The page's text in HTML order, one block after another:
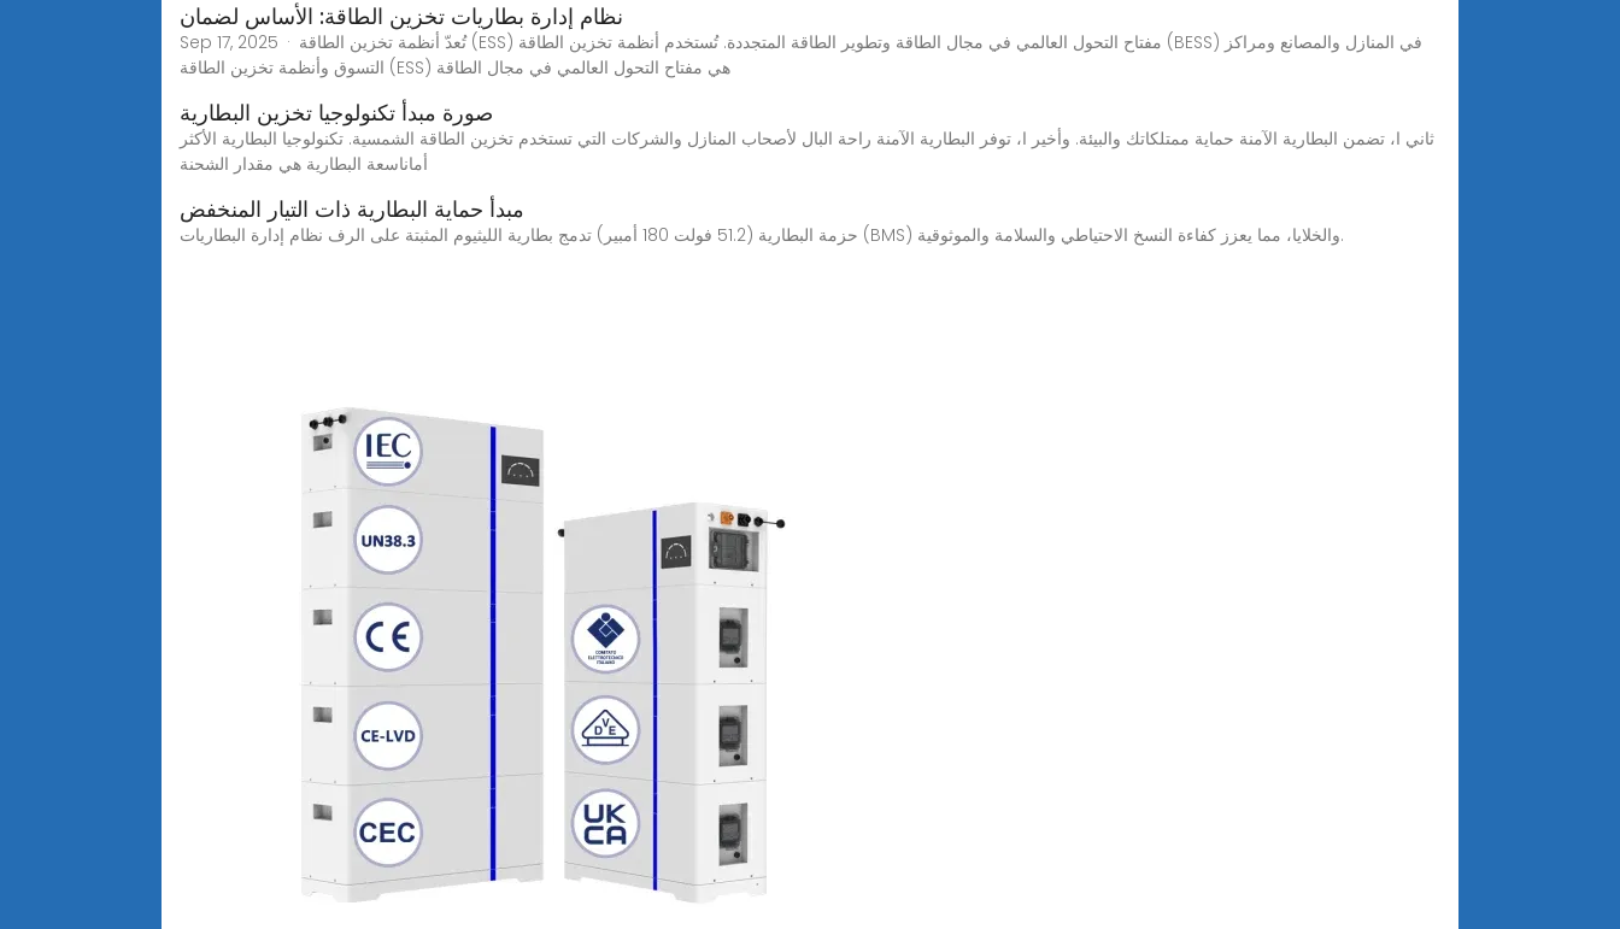
نظام إدارة بطاريات تخزين الطاقة: الأساس لضمان
Sep 17, 2025 · تُعدّ أنظمة تخزين الطاقة (ESS) مفتاح التحول العالمي في مجال الطاقة وتطوير الطاقة المتجددة. تُستخدم أنظمة تخزين الطاقة (BESS) في المنازل والمصانع ومراكز
التسوق وأنظمة تخزين الطاقة (ESS) هي مفتاح التحول العالمي في مجال الطاقة
صورة مبدأ تكنولوجيا تخزين البطارية
ثاني ا، تضمن البطارية الآمنة حماية ممتلكاتك والبيئة. وأخير ا، توفر البطارية الآمنة راحة البال لأصحاب المنازل والشركات التي تستخدم تخزين الطاقة الشمسية. تكنولوجيا البطارية الأكثر
أماناسعة البطارية هي مقدار الشحنة
مبدأ حماية البطارية ذات التيار المنخفض
حزمة البطارية (51.2 فولت 180 أمبير) تدمج بطارية الليثيوم المثبتة على الرف نظام إدارة البطاريات (BMS) والخلايا، مما يعزز كفاءة النسخ الاحتياطي والسلامة والموثوقية.